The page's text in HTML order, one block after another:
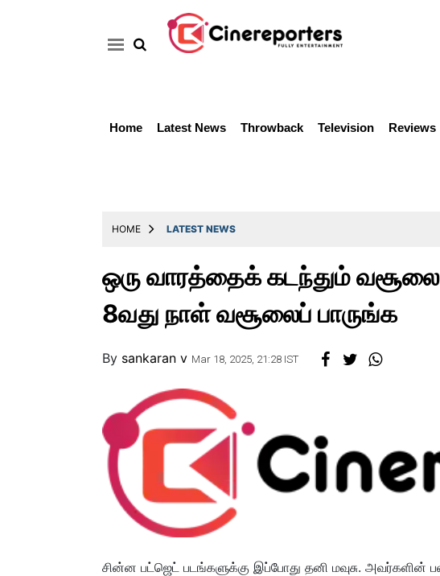
Home Latest News Throwback Television Reviews
HOME LATEST NEWS
ஒரு வாரத்தைக் கடந்தும் வசூலை
8வது நாள் வசூலைப் பாருங்க
By sankaran v Mar 18, 2025, 21:28 IST
சின்ன பட்ஜெட் படங்களுக்கு இப்போது தனி மவுசு.